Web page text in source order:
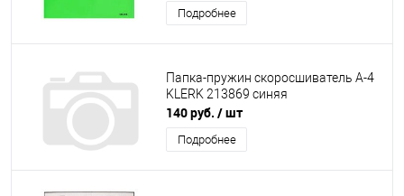
Подробнее
Папка-пружин скоросшиватель А-4
KLERK 213869 синяя
140 руб. / шт
Подробнее